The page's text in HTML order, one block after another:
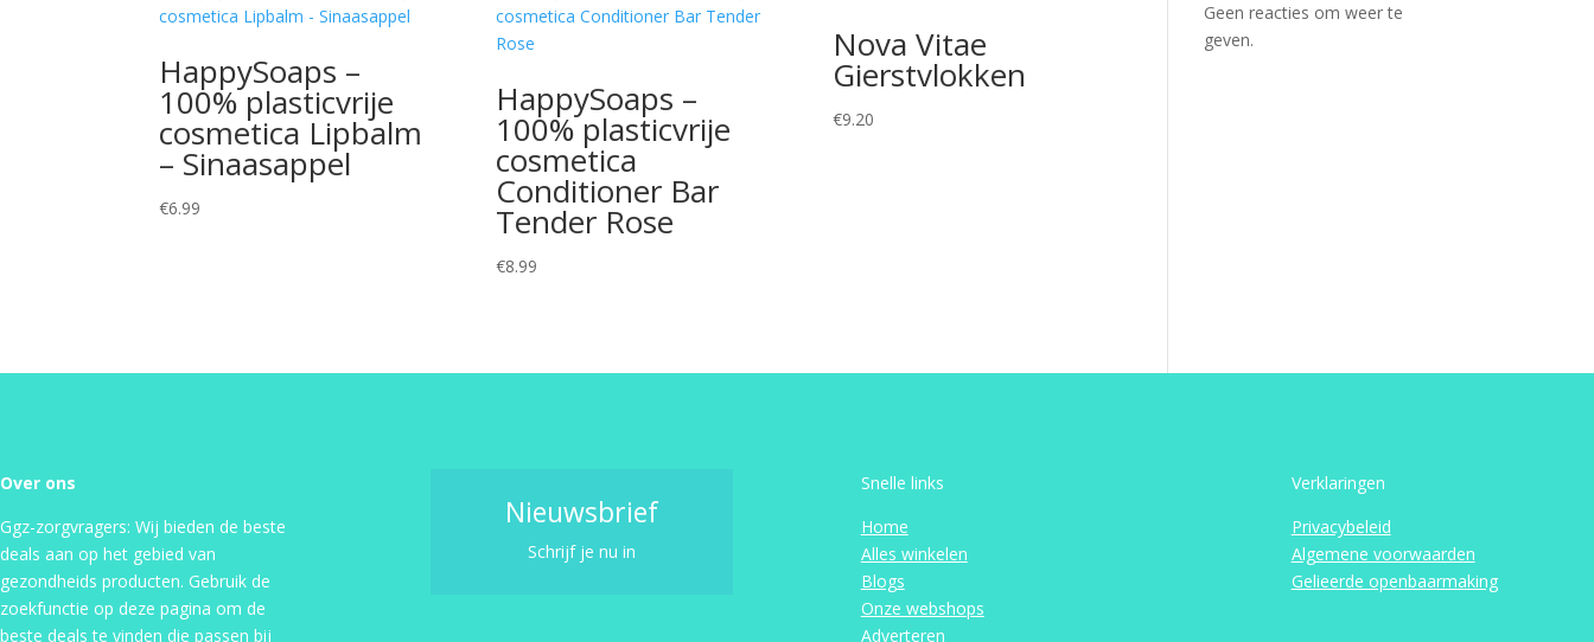
HappySoaps –
100% plasticvrije
cosmetica Lipbalm
– Sinaasappel
€6.99
HappySoaps –
100% plasticvrije
cosmetica
Conditioner Bar
Tender Rose
€8.99
Nova Vitae
Gierstvlokken
€9.20
Geen reacties om weer te
geven.
Over ons
Ggz-zorgvragers: Wij bieden de beste
deals aan op het gebied van
gezondheids producten. Gebruik de
zoekfunctie op deze pagina om de
beste deals te vinden die passen bij
Nieuwsbrief
Schrijf je nu in
Snelle links
Home
Alles winkelen
Blogs
Onze webshops
Adverteren
Verklaringen
Privacybeleid
Algemene voorwaarden
Gelieerde openbaarmaking